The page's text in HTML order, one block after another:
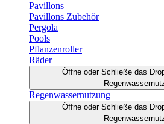
Pavillons
Pavillons Zubehör
Pergola
Pools
Pflanzenroller
Räder
Öffne oder Schließe das
Regenwassernutzung
Öffne oder Schließe das